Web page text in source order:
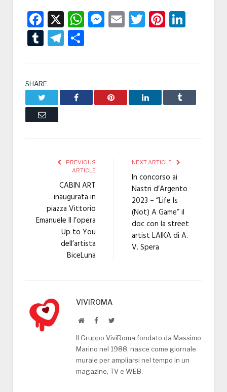
Facebook
X WhatsApp
Messenger
EmailTwitter
TumblrTelegram
SHARE.
Facebook Pinterest LinkedIn Tumblr
Email
PREVIOUS
ARTICLE
CABIN ART
inaugurata in
piazza Vittorio
Emanuele II l’opera
Up to You
dell’artista
BiceLuna
NEXT ARTICLE
In concorso ai
Nastri d’Argento
2023 – “Life Is
(Not) A Game” il
doc con la street
artist LAIKA di A.
V. Spera
VIVIROMA
WebsiteFacebookTwitter
Il Gruppo ViviRoma fondato da Massimo
Marino nel 1988, nasce come giornale
murale per ampliarsi nel tempo in un
magazine, TV e WEB.